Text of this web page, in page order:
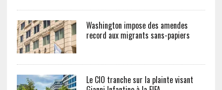
Washington impose des amendes
record aux migrants sans-papiers
Le CIO tranche sur la plainte visant